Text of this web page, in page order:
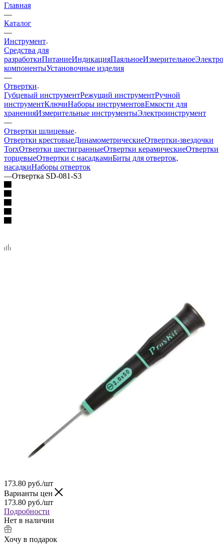
Главная
—
Каталог
—
Инструмент
Средства для
разработкиПитаниеИндикацияПаяльноеИзмерительное
компонентыУстановочные изделия
—
Отвертки
Губцевый инструментРежущий инструментРучной
инструментКлючиНаборы инструментовЕмкости для
храненияИзмерительные инструментыЭлектроинструмент
—
Отвертки шлицевые
Отвертки крестовыеДинамометрическиеОтвертки-звездочки
TorxОтвертки шестигранныеОтвертки керамическиеОтвертки
торцевыеОтвертки с насадкамиБиты для отверток,
насадкиНаборы отверток
—Отвертка SD-081-S3
173.80 руб./шт
Варианты цен
173.80 руб./шт
Подробности
Нет в наличии
Хочу в подарок